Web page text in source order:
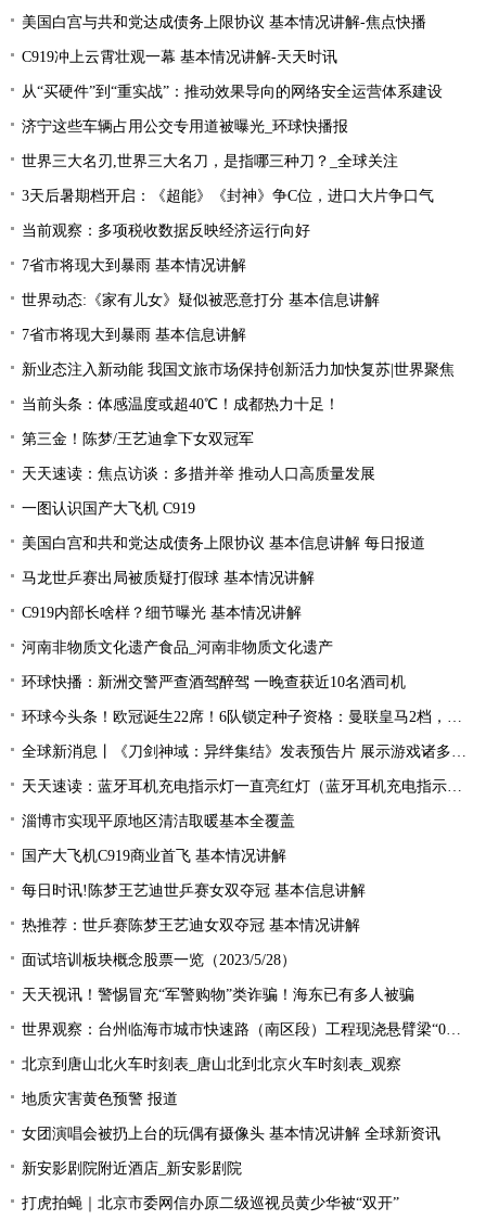
美国白宫与共和党达成债务上限协议 基本情况讲解-焦点快播
C919冲上云霄壮观一幕 基本情况讲解-天天时讯
从“买硬件”到“重实战”：推动效果导向的网络安全运营体系建设
济宁这些车辆占用公交专用道被曝光_环球快播报
世界三大名刃,世界三大名刀，是指哪三种刀？_全球关注
3天后暑期档开启：《超能》《封神》争C位，进口大片争口气
当前观察：多项税收数据反映经济运行向好
7省市将现大到暴雨 基本情况讲解
世界动态:《家有儿女》疑似被恶意打分 基本信息讲解
7省市将现大到暴雨 基本信息讲解
新业态注入新动能 我国文旅市场保持创新活力加快复苏|世界聚焦
当前头条：体感温度或超40℃！成都热力十足！
第三金！陈梦/王艺迪拿下女双冠军
天天速读：焦点访谈：多措并举 推动人口高质量发展
一图认识国产大飞机 C919
美国白宫和共和党达成债务上限协议 基本信息讲解 每日报道
马龙世乒赛出局被质疑打假球 基本情况讲解
C919内部长啥样？细节曝光 基本情况讲解
河南非物质文化遗产食品_河南非物质文化遗产
环球快播：新洲交警严查酒驾醉驾 一晚查获近10名酒司机
环球今头条！欧冠诞生22席！6队锁定种子资格：曼联皇马2档，酝酿死亡之组
全球新消息丨《刀剑神域：异绊集结》发表预告片 展示游戏诸多玩法
天天速读：蓝牙耳机充电指示灯一直亮红灯（蓝牙耳机充电指示灯）
淄博市实现平原地区清洁取暖基本全覆盖
国产大飞机C919商业首飞 基本情况讲解
每日时讯!陈梦王艺迪世乒赛女双夺冠 基本信息讲解
热推荐：世乒赛陈梦王艺迪女双夺冠 基本情况讲解
面试培训板块概念股票一览（2023/5/28）
天天视讯！警惕冒充“军警购物”类诈骗！海东已有多人被骗
世界观察：台州临海市城市快速路（南区段）工程现浇悬臂梁“0号块”顺利浇筑
北京到唐山北火车时刻表_唐山北到北京火车时刻表_观察
地质灾害黄色预警 报道
女团演唱会被扔上台的玩偶有摄像头 基本情况讲解 全球新资讯
新安影剧院附近酒店_新安影剧院
打虎拍蝇｜北京市委网信办原二级巡视员黄少华被“双开”